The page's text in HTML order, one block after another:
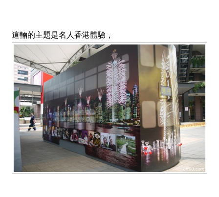
這輛的主題是名人香港體驗，